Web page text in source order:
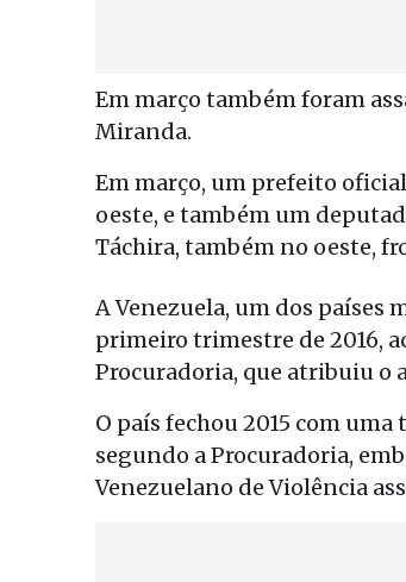
Em março também foram
Miranda.
Em março, um prefeito
oeste, e também um
Táchira, também no oeste,
A Venezuela, um dos países
primeiro trimestre de 2016,
Procuradoria, que atribuiu o
O país fechou 2015 com
segundo a Procuradoria,
Venezuelano de Violência